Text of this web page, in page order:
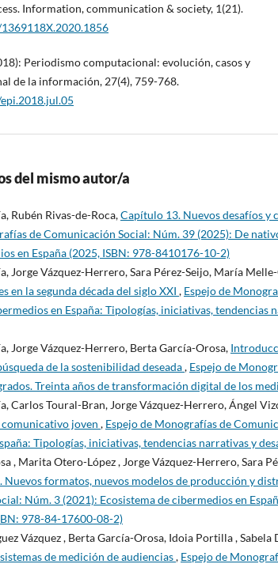
Information, communication & society, 1(21).
Periodismo computacional: evolución, casos y
de la información, 27(4), 759-768.
del mismo autor/a
Rubén Rivas-de-Roca,Capítulo 13. Nuevos desafíos y
de Comunicación Social: Núm. 39 (2025): De
en España (2025, ISBN: 978-8410176-10-2)
Jorge Vázquez-Herrero, Sara Pérez-Seijo, María
en la segunda década del siglo XXI , Espejo de
en España: Tipologías, iniciativas,
Jorge Vázquez-Herrero, Berta García-Orosa,
de la sostenibilidad deseada, Espejo de
Treinta años de transformación digital de los
Carlos Toural-Bran, Jorge Vázquez-Herrero, Ángel
comunicativo joven , Espejo de Monografías de
Tipologías, iniciativas, tendencias narrativas y
, Marita Otero-López , Jorge Vázquez-Herrero, Sara
Nuevos formatos, nuevos modelos de producción y
Núm. 3 (2021): Ecosistema de cibermedios en
978-84-17600-08-2)
Vázquez , Berta García-Orosa, Idoia Portilla ,
de medición de audiencias, Espejo de